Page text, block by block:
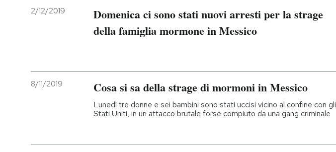
Mondiali calcio 2026
2/12/2019
Domenica ci sono stati nuovi arresti per la strage
della famiglia mormone in Messico
8/11/2019 Cosa si sa della strage di mormoni in Messico
Lunedì tre donne e sei bambini sono stati uccisi vicino al confine con gli
Stati Uniti, in un attacco brutale forse compiuto da una gang criminale